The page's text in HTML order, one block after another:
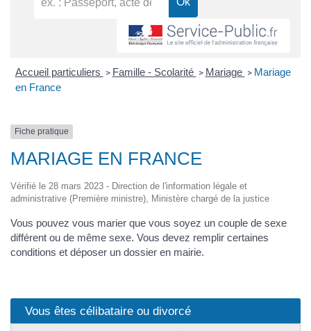
Accueil particuliers > Famille - Scolarité > Mariage > Mariage
en France
Fiche pratique
MARIAGE EN FRANCE
Vérifié le 28 mars 2023 - Direction de l'information légale et
administrative (Première ministre), Ministère chargé de la justice
Vous pouvez vous marier que vous soyez un couple de sexe
différent ou de même sexe. Vous devez remplir certaines
conditions et déposer un dossier en mairie.
Vous êtes célibataire ou divorcé